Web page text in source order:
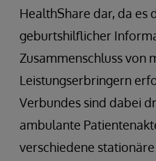
HealthShare dar, da es
geburtshilflicher
Zusammenschluss von
Leistungserbringern
Verbundes sind dabei
ambulante
verschiedene